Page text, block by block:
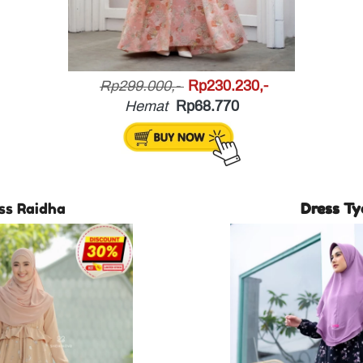
Rp299.000,- Rp230.230,-
Hemat Rp68.770
Raidha Dress